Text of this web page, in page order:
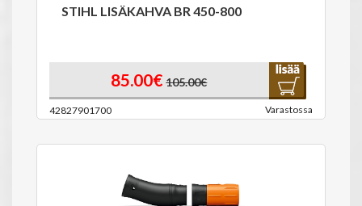
STIHL LISÄKAHVA BR 450-800
85.00€ 105.00€
42827901700 Varastossa